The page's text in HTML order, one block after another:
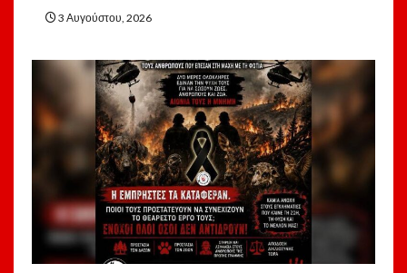
3 Αυγούστου, 2026